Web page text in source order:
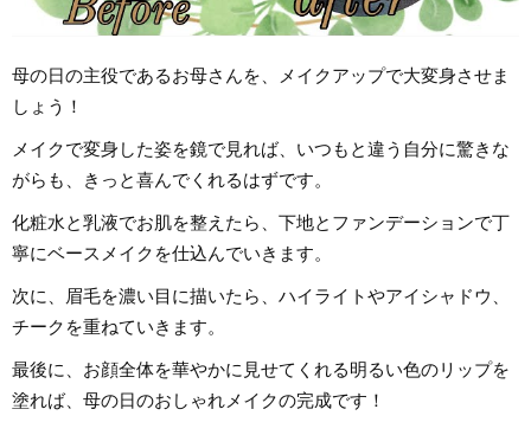
母の日の主役であるお母さんを、メイクアップで大変身させま
しょう！
メイクで変身した姿を鏡で見れば、いつもと違う自分に驚きな
がらも、きっと喜んでくれるはずです。
化粧水と乳液でお肌を整えたら、下地とファンデーションで丁
寧にベースメイクを仕込んでいきます。
次に、眉毛を濃い目に描いたら、ハイライトやアイシャドウ、
チークを重ねていきます。
最後に、お顔全体を華やかに見せてくれる明るい色のリップを
塗れば、母の日のおしゃれメイクの完成です！